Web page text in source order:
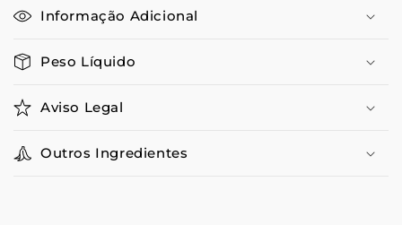
Informação Adicional
Peso Líquido
Aviso Legal
Outros Ingredientes